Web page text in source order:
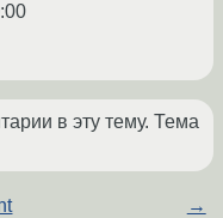
в эту тему. Тема
→